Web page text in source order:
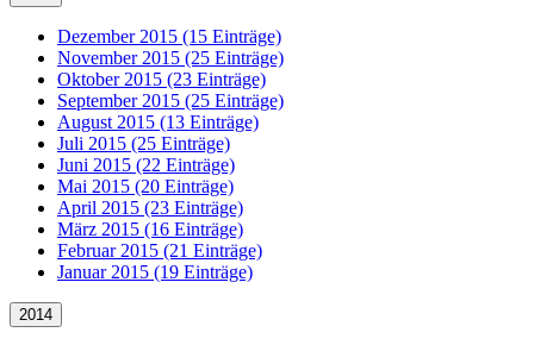
Dezember 2015 (15 Einträge)
November 2015 (25 Einträge)
Oktober 2015 (23 Einträge)
September 2015 (25 Einträge)
August 2015 (13 Einträge)
Juli 2015 (25 Einträge)
Juni 2015 (22 Einträge)
Mai 2015 (20 Einträge)
April 2015 (23 Einträge)
März 2015 (16 Einträge)
Februar 2015 (21 Einträge)
Januar 2015 (19 Einträge)
2014